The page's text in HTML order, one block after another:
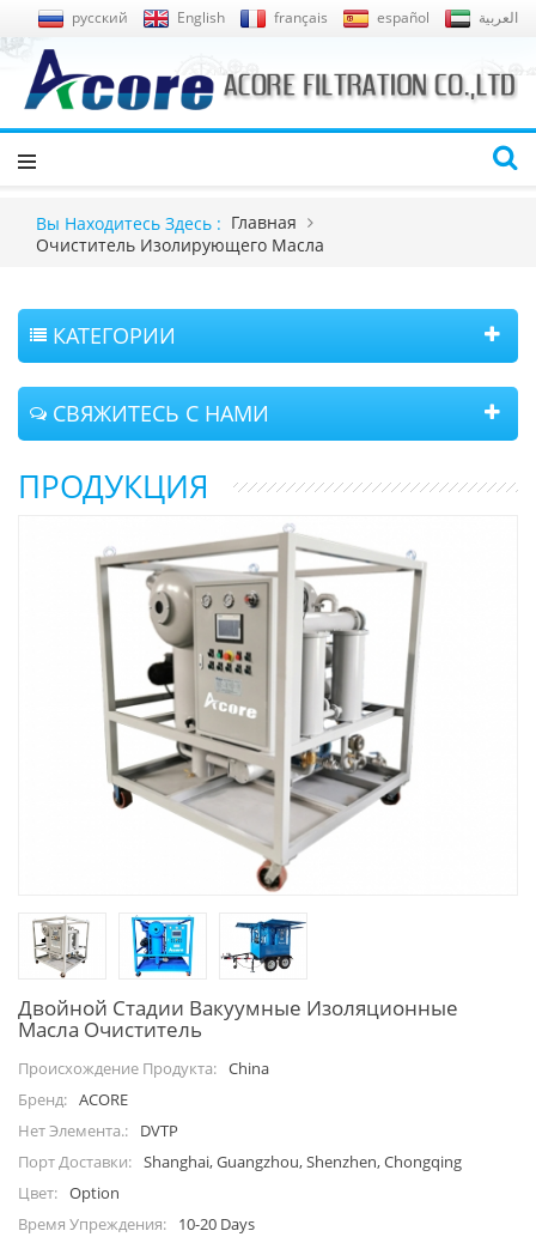
русский English français español العربية
Вы Находитесь Здесь : Главная
Очиститель Изолирующего Масла
КАТЕГОРИИ
СВЯЖИТЕСЬ С НАМИ
ПРОДУКЦИЯ
Двойной Стадии Вакуумные Изоляционные
Масла Очиститель
Происхождение Продукта: China
Бренд: ACORE
Нет Элемента.:
DVTP
Порт Доставки: Shanghai, Guangzhou, Shenzhen, Chongqing
Цвет: Option
Время Упреждения:
10-20 Days